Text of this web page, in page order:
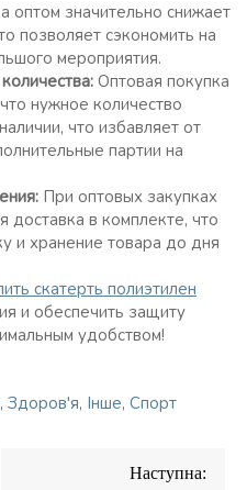
оптом значительно снижает
позволяет сэкономить на
мероприятия.
Оптовая покупка
нужное количество
что избавляет от
партии на
При оптовых закупках
доставка в комплекте, что
и хранение товара до дня
скатерть полиэтилен
и обеспечить защиту
удобством!
, Здоров'я, Інше, Спорт
Наступна: